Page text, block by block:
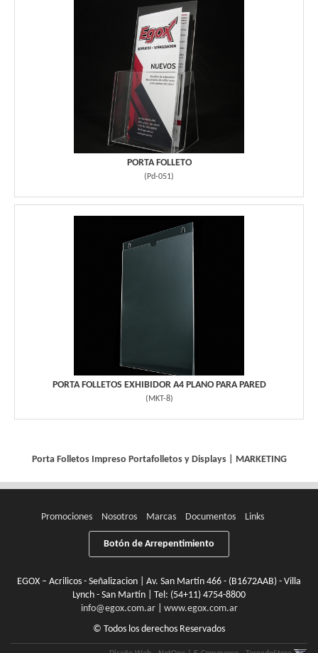
PORTA FOLLETO
( Pd-051)
PORTA FOLLETOS EXHIBIDOR A4 PLANO PARA PARED
( MKT-8)
Porta Folletos Impreso Portafolletos y Displays| MARKETING
Promociones Nosotros Marcas Documentos Links
Botón de Arrepentimiento
EGOX – Acrilicos - Señalizacion | Av. San Martín 466 - (B1672AAB) - Villa
Lynch - San Martín | Tel: (54+11) 4754-8800
info@egox.com.ar| www.egox.com.ar
© Todos los derechos Reservados